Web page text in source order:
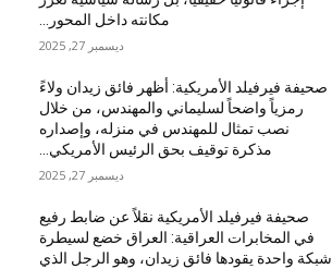
مكانته داخل المحور...
ديسمبر 27, 2025
صحيفة فيرفيلد الأمريكية: أظهر فائق زيدان ولاءً
رمزياً واضحاً لسليماني والمهندس، من خلال
نصب تمثال للمهندس في منزله، وإصداره
مذكرة توقيف بحق الرئيس الأمريكي...
ديسمبر 27, 2025
صحيفة فيرفيلد الأمريكية نقلاً عن ضابط رفيع
في المخابرات العراقية: العراق خضع لسيطرة
شبكة واحدة يقودها فائق زيدان، وهو الرجل الذي